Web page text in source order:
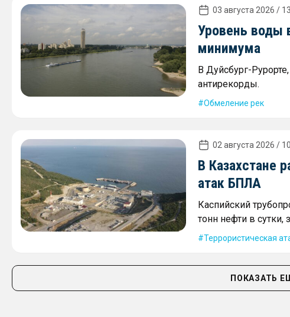
03 августа 2026 /
Уровень воды
минимума
В Дуйсбург-
антирекорды.
Обмеление рек
02 августа 2026 /
В Казахстане
атак БПЛА
Каспийский
тонн нефти в сутки,
Террористическая
ПОКАЗАТЬ